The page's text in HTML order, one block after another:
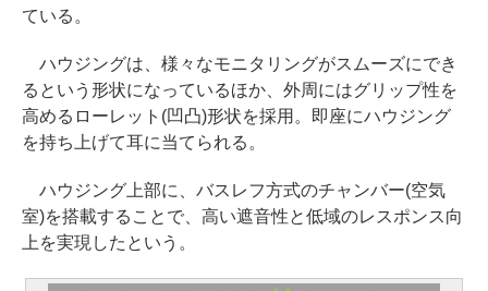
ている。
ハウジングは、様々なモニタリングがスムーズにでき
るという形状になっているほか、外周にはグリップ性を
高めるローレット(凹凸)形状を採用。即座にハウジング
を持ち上げて耳に当てられる。
ハウジング上部に、バスレフ方式のチャンバー(空気
室)を搭載することで、高い遮音性と低域のレスポンス向
上を実現したという。